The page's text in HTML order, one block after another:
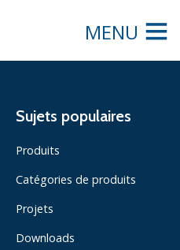
MENU
Sujets populaires
Produits
Catégories de produits
Projets
Downloads